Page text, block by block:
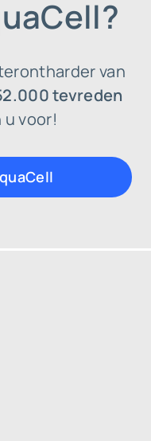
van
tevreden
voor!